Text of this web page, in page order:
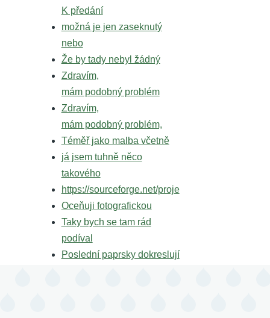
K předání
možná je jen zaseknutý
nebo
Že by tady nebyl žádný
Zdravím,
mám podobný problém
Zdravím,
mám podobný problém,
Téměř jako malba včetně
já jsem tuhně něco
takového
https://sourceforge.net/proje
Oceňuji fotografickou
Taky bych se tam rád
podíval
Poslední paprsky dokreslují